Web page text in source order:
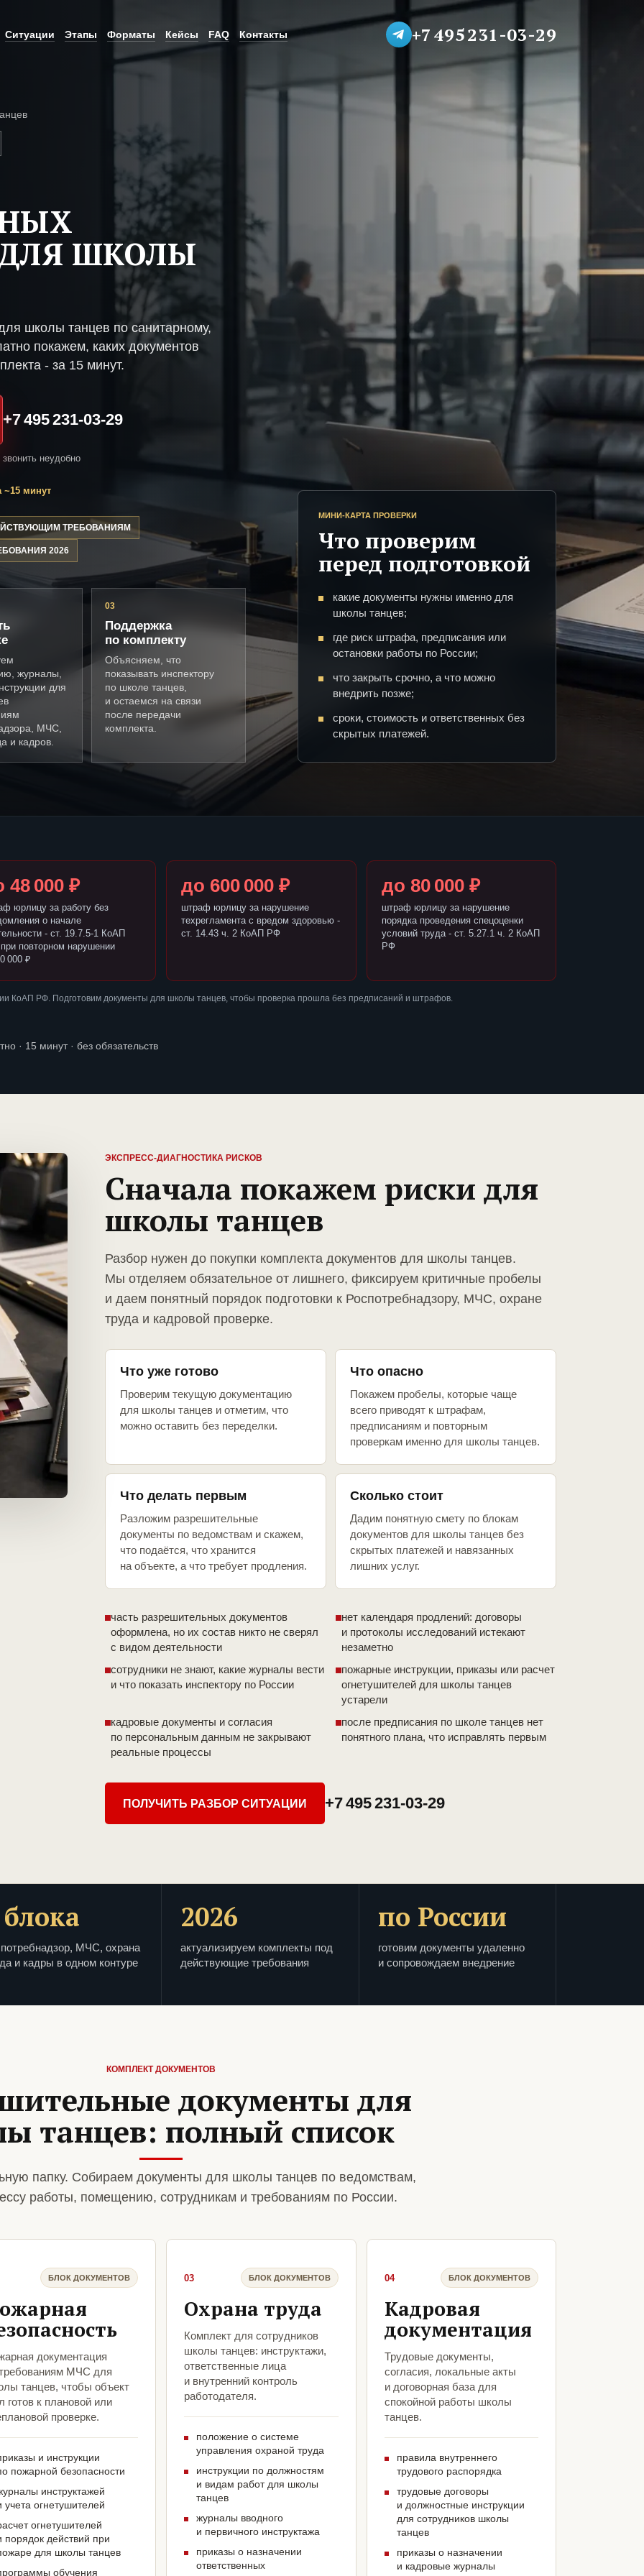
Ситуации Этапы Форматы Кейсы FAQ Контакты +7 495 231-03-29
ШКОЛЫ
школы танцев по санитарному,
покажем, каких документов
- за 15 минут.
+7 495 231-03-29
неудобно
~15 минут
ТРЕБОВАНИЯМ
2026
журналы,
для
МЧС,
и кадров.
03
Поддержка
по комплекту
Объясняем, что
показывать инспектору
по школе танцев,
и остаемся на связи
после передачи
комплекта.
МИНИ-КАРТА ПРОВЕРКИ
Что проверим
перед подготовкой
какие документы нужны именно для
школы танцев;
где риск штрафа, предписания или
остановки работы по России;
что закрыть срочно, а что можно
внедрить позже;
сроки, стоимость и ответственных без
скрытых платежей.
48 000 ₽
юрлицу за работу без
о начале
- ст. 19.7.5-1 КоАП
повторном нарушении
000 ₽
до 600 000 ₽
штраф юрлицу за нарушение
техрегламента с вредом здоровью -
ст. 14.43 ч. 2 КоАП РФ
до 80 000 ₽
штраф юрлицу за нарушение
порядка проведения спецоценки
условий труда - ст. 5.27.1 ч. 2 КоАП
РФ
КоАП РФ. Подготовим документы для школы танцев, чтобы проверка прошла без предписаний и штрафов.
· 15 минут · без обязательств
ЭКСПРЕСС-ДИАГНОСТИКА РИСКОВ
Сначала покажем риски для
школы танцев
Разбор нужен до покупки комплекта документов для школы танцев.
Мы отделяем обязательное от лишнего, фиксируем критичные пробелы
и даем понятный порядок подготовки к Роспотребнадзору, МЧС, охране
труда и кадровой проверке.
Что уже готово
Проверим текущую документацию
для школы танцев и отметим, что
можно оставить без переделки.
Что опасно
Покажем пробелы, которые чаще
всего приводят к штрафам,
предписаниям и повторным
проверкам именно для школы танцев.
Что делать первым
Разложим разрешительные
документы по ведомствам и скажем,
что подаётся, что хранится
на объекте, а что требует продления.
Сколько стоит
Дадим понятную смету по блокам
документов для школы танцев без
скрытых платежей и навязанных
лишних услуг.
часть разрешительных документов
оформлена, но их состав никто не сверял
с видом деятельности
нет календаря продлений: договоры
и протоколы исследований истекают
незаметно
сотрудники не знают, какие журналы вести
и что показать инспектору по России
пожарные инструкции, приказы или расчет
огнетушителей для школы танцев
устарели
кадровые документы и согласия
по персональным данным не закрывают
реальные процессы
после предписания по школе танцев нет
понятного плана, что исправлять первым
ПОЛУЧИТЬ РАЗБОР СИТУАЦИИ +7 495 231-03-29
МЧС, охрана
и кадры в одном контуре
2026
актуализируем комплекты под
действующие требования
по России
готовим документы удаленно
и сопровождаем внедрение
КОМПЛЕКТ ДОКУМЕНТОВ
документы для
танцев: полный список
папку. Собираем документы для школы танцев по ведомствам,
работы, помещению, сотрудникам и требованиям по России.
БЛОК ДОКУМЕНТОВ
документация
МЧС для
танцев, чтобы объект
готов к плановой или
проверке.
и инструкции
пожарной безопасности
инструктажей
учета огнетушителей
огнетушителей
порядок действий при
для школы танцев
обучения
03 БЛОК ДОКУМЕНТОВ
Охрана труда
Комплект для сотрудников
школы танцев: инструктажи,
ответственные лица
и внутренний контроль
работодателя.
положение о системе
управления охраной труда
инструкции по должностям
и видам работ для школы
танцев
журналы вводного
и первичного инструктажа
приказы о назначении
ответственных
04 БЛОК ДОКУМЕНТОВ
Кадровая
документация
Трудовые документы,
согласия, локальные акты
и договорная база для
спокойной работы школы
танцев.
правила внутреннего
трудового распорядка
трудовые договоры
и должностные инструкции
для сотрудников школы
танцев
приказы о назначении
и кадровые журналы